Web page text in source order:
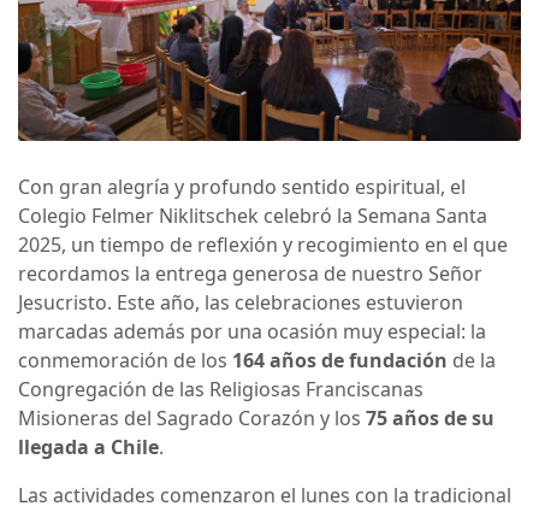
Con gran alegría y profundo sentido espiritual, el
Colegio Felmer Niklitschek celebró la Semana Santa
2025, un tiempo de reflexión y recogimiento en el que
recordamos la entrega generosa de nuestro Señor
Jesucristo. Este año, las celebraciones estuvieron
marcadas además por una ocasión muy especial: la
conmemoración de los 164 años de fundación de la
Congregación de las Religiosas Franciscanas
Misioneras del Sagrado Corazón y los 75 años de su
llegada a Chile.­
Las actividades comenzaron el lunes con la tradicional